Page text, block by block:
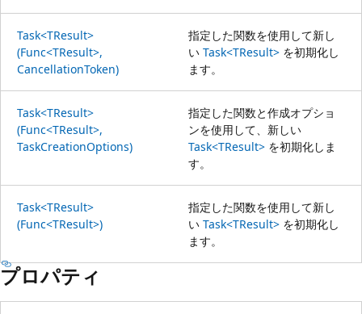
Task<TResult>
(Func<TResult>,
CancellationToken)
指定した関数を使用して新し
い Task<TResult> を初期化し
ます。
Task<TResult>
(Func<TResult>,
TaskCreationOptions)
指定した関数と作成オプショ
ンを使用して、新しい
Task<TResult> を初期化しま
す。
Task<TResult>
(Func<TResult>)
指定した関数を使用して新し
い Task<TResult> を初期化し
ます。
プロパティ